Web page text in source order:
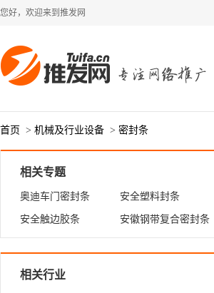
您好，欢迎来到推发网
首页 > 机械及行业设备 > 密封条
相关专题
奥迪车门密封条 安全塑料封条
安全触边胶条 安徽钢带复合密封条
相关行业